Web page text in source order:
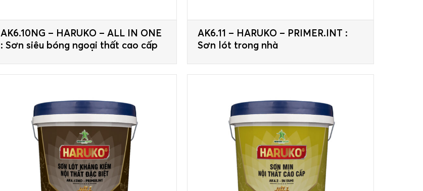
AK6.10NG – HARUKO – ALL IN ONE
: Sơn siêu bóng ngoại thất cao cấp
AK6.11 – HARUKO – PRIMER.INT :
Sơn lót trong nhà